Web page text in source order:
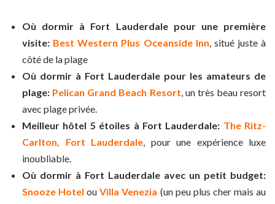
Où dormir à Fort Lauderdale pour une première
visite: Best Western Plus Oceanside Inn, situé juste à
côté de la plage
Où dormir à Fort Lauderdale pour les amateurs de
plage: Pelican Grand Beach Resort, un très beau resort
avec plage privée.
Meilleur hôtel 5 étoiles à Fort Lauderdale: The Ritz-
Carlton, Fort Lauderdale, pour une expérience luxe
inoubliable.
Où dormir à Fort Lauderdale avec un petit budget:
Snooze Hotel ouVilla Venezia (un peu plus cher mais au